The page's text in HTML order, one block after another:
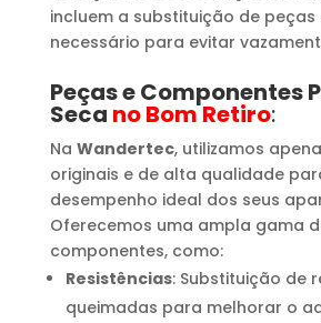
incluem a substituição de peças
necessário para evitar
Peças e Componentes
Seca no Bom Retiro:
Na Wandertec, utilizamos
originais e de alta qualidade
desempenho ideal dos seus
Oferecemos uma ampla gama
componentes, como:
Resistências: Substituição de
queimadas para melhorar o